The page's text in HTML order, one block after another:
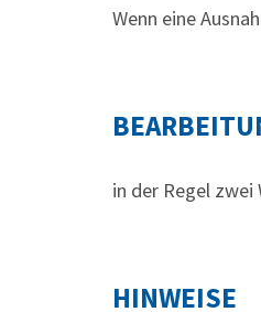
Wenn eine
in der Regel zwei
HINWEISE